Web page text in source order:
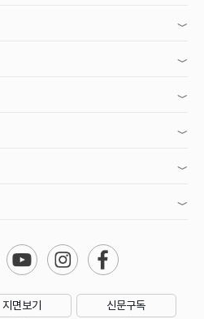
지면보기 신문구독